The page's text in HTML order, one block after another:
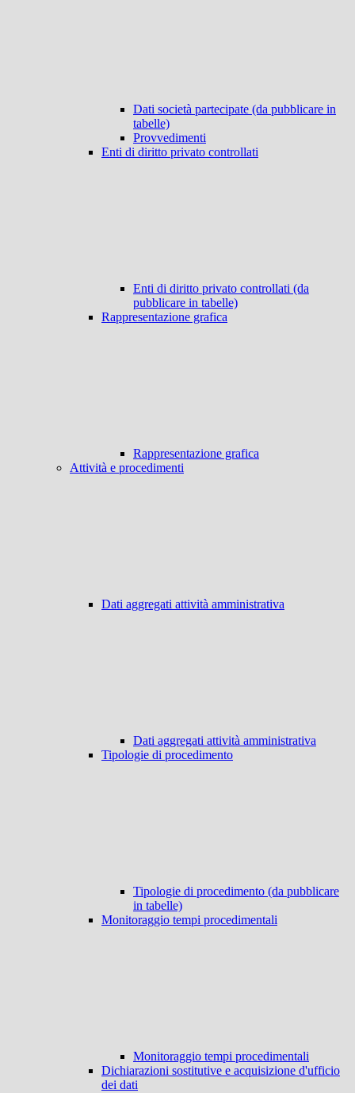
Dati società partecipate (da pubblicare in
tabelle)
Provvedimenti
Enti di diritto privato controllati
Enti di diritto privato controllati (da
pubblicare in tabelle)
Rappresentazione grafica
Rappresentazione grafica
Attività e procedimenti
Dati aggregati attività amministrativa
Dati aggregati attività amministrativa
Tipologie di procedimento
Tipologie di procedimento (da pubblicare
in tabelle)
Monitoraggio tempi procedimentali
Monitoraggio tempi procedimentali
Dichiarazioni sostitutive e acquisizione d'ufficio
dei dati